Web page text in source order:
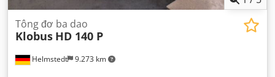
Helmstedt 9.273 km
Tông đơ ba dao
Klobus HD 140 P